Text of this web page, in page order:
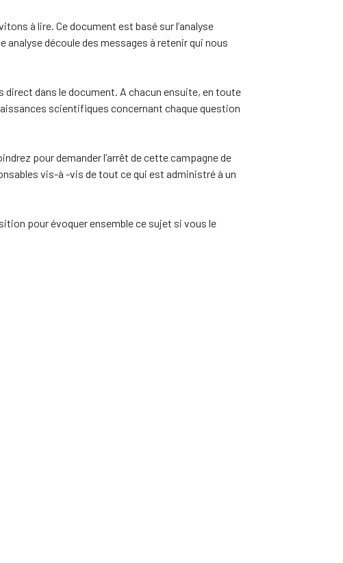
à lire. Ce document est basé sur l’analyse
découle des messages à retenir qui nous
dans le document. A chacun ensuite, en toute
scientifiques concernant chaque question
pour demander l’arrêt de cette campagne de
vis-à -vis de tout ce qui est administré à un
pour évoquer ensemble ce sujet si vous le